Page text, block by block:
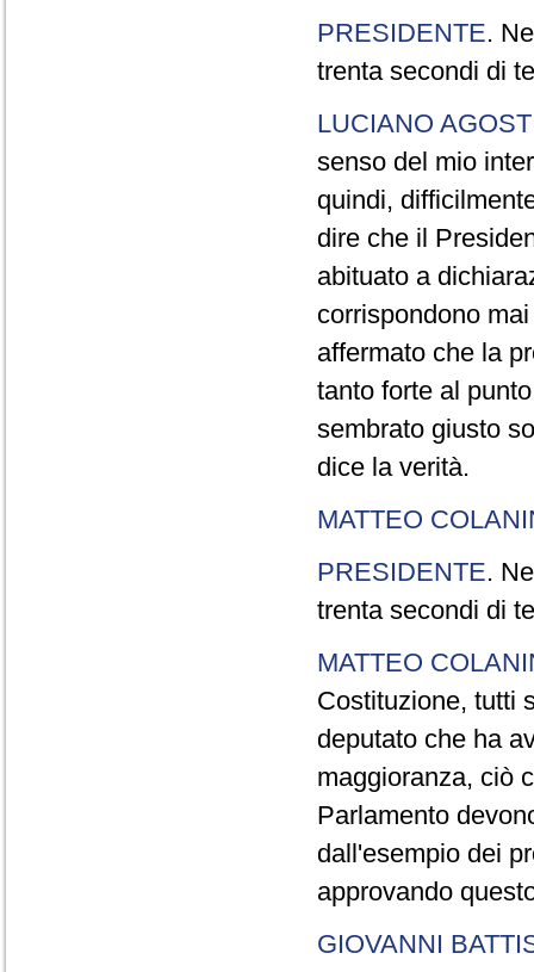
PRESIDENTE.
trenta secondi di
LUCIANO
senso del mio
quindi,
dire che il
abituato a
corrispondono
affermato che la
tanto forte al
sembrato giusto
dice la verità.
MATTEO
PRESIDENTE.
trenta secondi di
MATTEO
Costituzione, tutti
deputato che ha
maggioranza, ciò
Parlamento
dall'esempio dei
approvando
GIOVANNI